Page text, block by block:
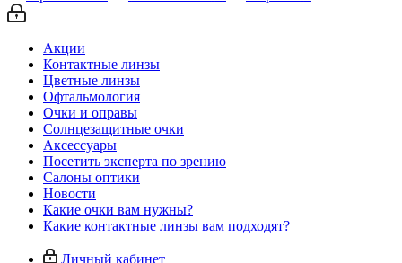
Акции
Контактные линзы
Цветные линзы
Офтальмология
Очки и оправы
Солнцезащитные очки
Аксессуары
Посетить эксперта по зрению
Салоны оптики
Новости
Какие очки вам нужны?
Какие контактные линзы вам подходят?
Личный кабинет